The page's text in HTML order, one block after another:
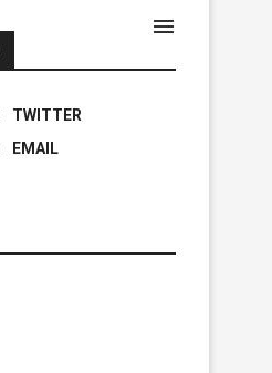
TWITTER
EMAIL